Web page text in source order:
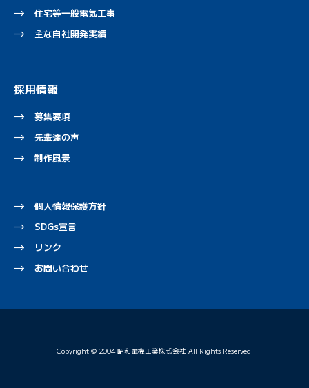
住宅等一般電気工事
主な自社開発実績
採用情報
募集要項
先輩達の声
制作風景
個人情報保護方針
SDGs宣言
リンク
お問い合わせ
Copyright © 2004 昭和電機工業株式会社 All Rights Reserved.